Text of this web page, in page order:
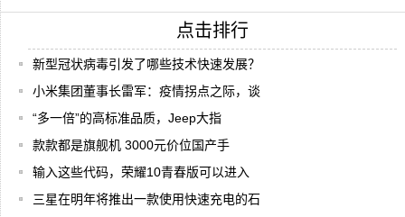
点击排行
新型冠状病毒引发了哪些技术快速发展？
小米集团董事长雷军：疫情拐点之际，谈
“多一倍”的高标准品质，Jeep大指
款款都是旗舰机 3000元价位国产手
输入这些代码，荣耀10青春版可以进入
三星在明年将推出一款使用快速充电的石